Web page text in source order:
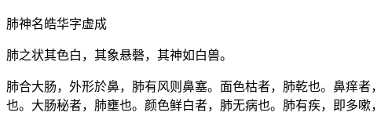
肺神名皓华字虚成
肺之状其色白，其象悬磬，其神如白兽。
肺合大肠，外形於鼻，肺有风则鼻塞。面色枯者，肺乾也。鼻痒
也。大肠秘者，肺壅也。颜色鲜白者，肺无病也。肺有疾，即多